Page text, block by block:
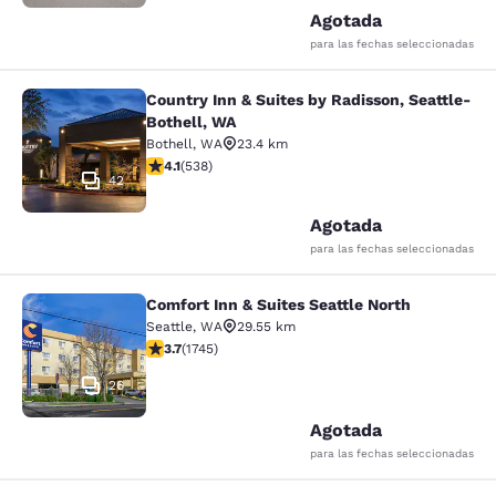
Agotada
para las fechas seleccionadas
Country Inn & Suites by Radisson,
42
Country Inn & Suites by Radisson, Seattle-
Bothell, WA
Bothell, WA
23.4 km
Calificación de 4.09 estrellas. Muy bueno. 538 reseñas
4.1(538)
Agotada
para las fechas seleccionadas
Comfort Inn & Suites Seattle North
26
Comfort Inn & Suites Seattle North
Seattle, WA
29.55 km
Calificación de 3.74 estrellas. Bueno. 1745 reseñas
3.7(1745)
Agotada
para las fechas seleccionadas